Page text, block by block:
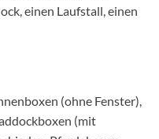
einen Laufstall, einen
(ohne Fenster),
(mit